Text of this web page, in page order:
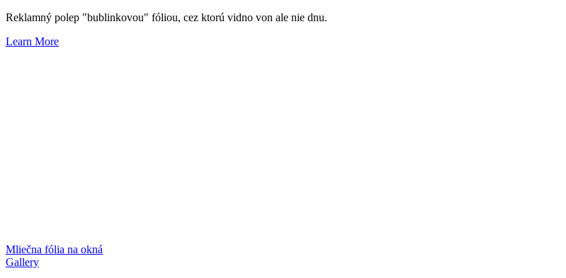
Reklamný polep "bublinkovou" fóliou, cez ktorú vidno von ale nie dnu.
Learn More
Mliečna fólia na okná
Gallery